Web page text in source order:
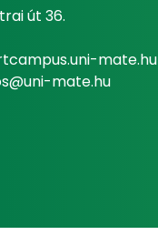
út 36.
mate.hu
mate.hu